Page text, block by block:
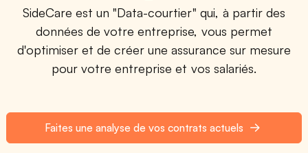
SideCare est un "Data-courtier" qui, à partir des
données de votre entreprise, vous permet
d'optimiser et de créer une assurance sur mesure
pour votre entreprise et vos salariés.
Faites une analyse de vos contrats actuels